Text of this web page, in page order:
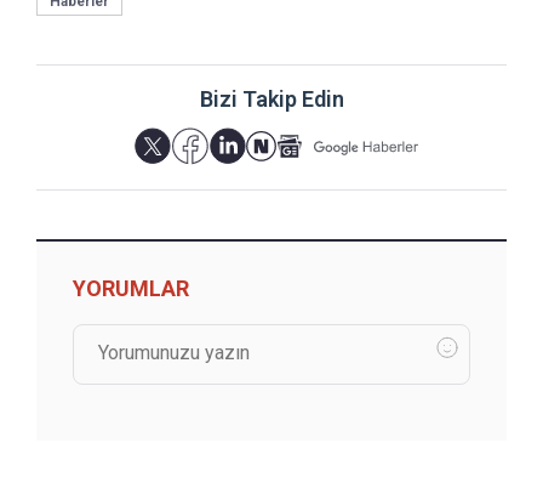
Bizi Takip Edin
YORUMLAR